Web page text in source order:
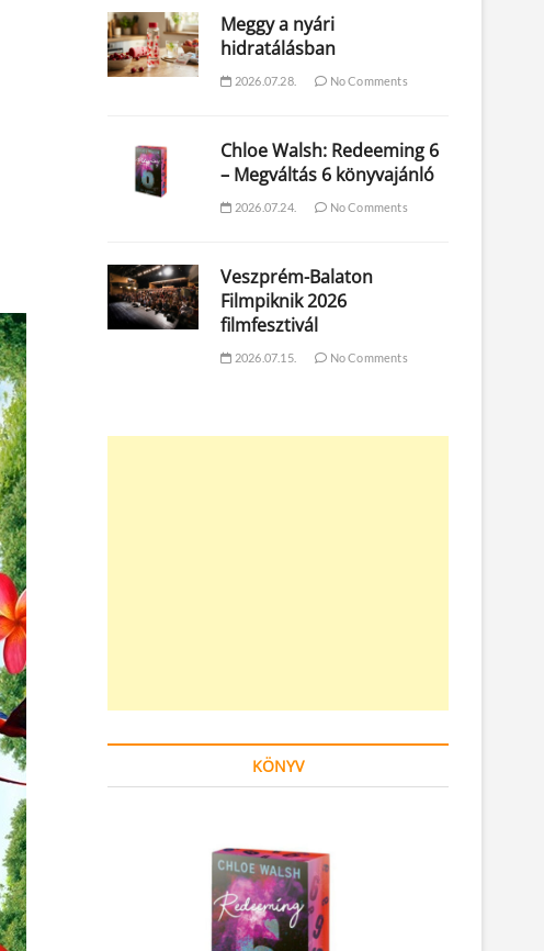
Meggy a nyári
hidratálásban
2026.07.28. No Comments
Chloe Walsh: Redeeming 6
– Megváltás 6 könyvajánló
2026.07.24. No Comments
Veszprém-Balaton
Filmpiknik 2026
filmfesztivál
2026.07.15. No Comments
KÖNYV